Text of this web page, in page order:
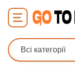
Всі категорії